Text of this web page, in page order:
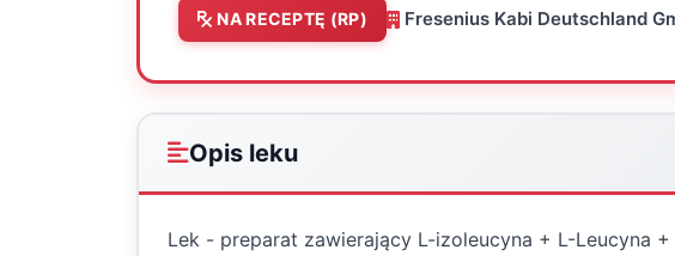
NA RECEPTĘ (RP) Fresenius Kabi Deutschland
Opis leku
Lek - preparat zawierający L-izoleucyna + L-Leucyna